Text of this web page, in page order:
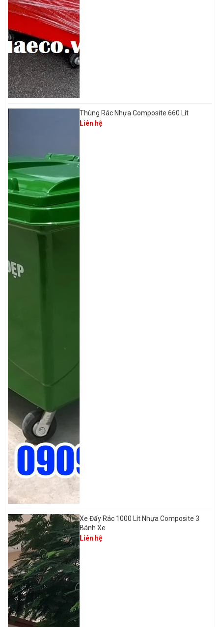
Thùng Rác Nhựa Composite 660 Lít
Liên hệ
Xe Đẩy Rác 1000 Lít Nhựa Composite 3
Bánh Xe
Liên hệ